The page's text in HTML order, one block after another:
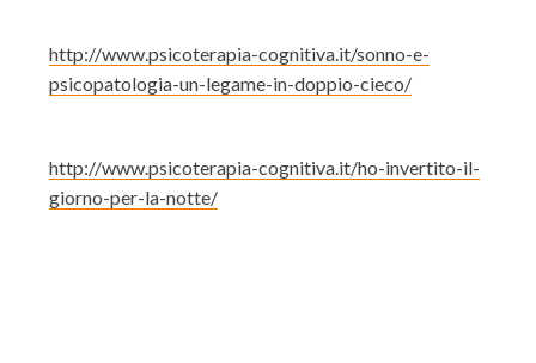
http://www.psicoterapia-cognitiva.it/sonno-e-
psicopatologia-un-legame-in-doppio-cieco/
http://www.psicoterapia-cognitiva.it/ho-invertito-il-
giorno-per-la-notte/